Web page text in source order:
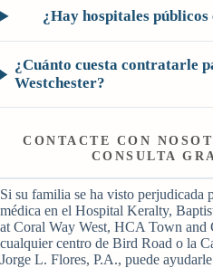
¿Hay hospitales públicos
¿Cuánto cuesta contratarle
Westchester?
CONTACTE CON
CONSULTA
Si su familia se ha visto perjudicada
médica en el Hospital Keralty,
at Coral Way West, HCA Town and
cualquier centro de Bird Road o la
Jorge L. Flores, P.A., puede